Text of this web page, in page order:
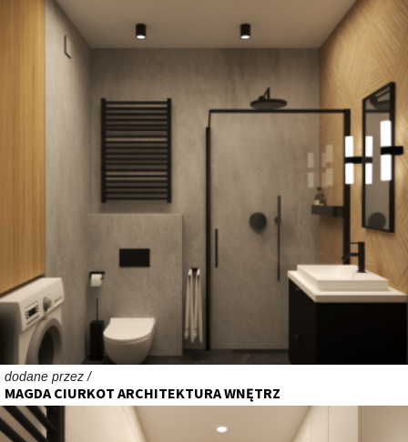
dodane przez /
MAGDA CIURKOT ARCHITEKTURA WNĘTRZ